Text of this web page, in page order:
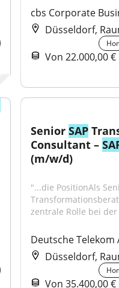
cbs Corporate
Düsseldorf,
Von 22.000,00
Senior SAP
Consultant –
(m/w/d)
"...die PositionAls
zentrale Rolle bei
Deutsche Telekom
Düsseldorf,
Von 35.400,00